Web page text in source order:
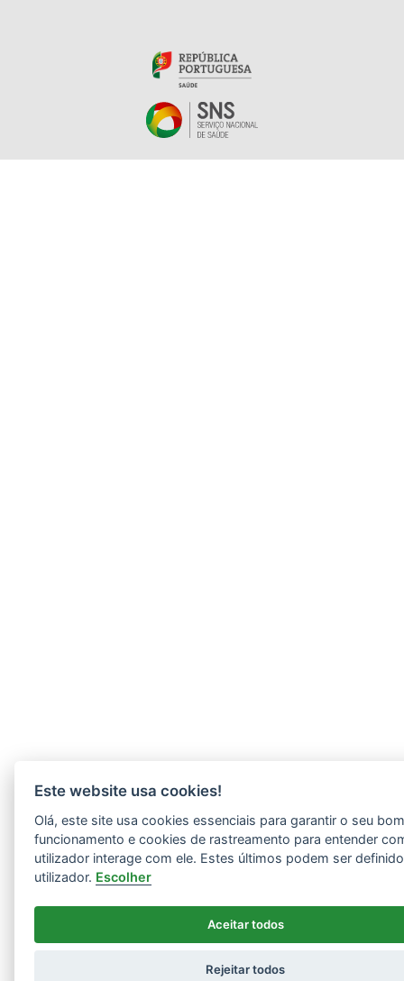
Este website usa cookies!
Olá, este site usa cookies essenciais para garantir o seu
funcionamento e cookies de rastreamento para entender
utilizador interage com ele. Estes últimos podem ser
utilizador. Escolher
Aceitar todos
Rejeitar todos